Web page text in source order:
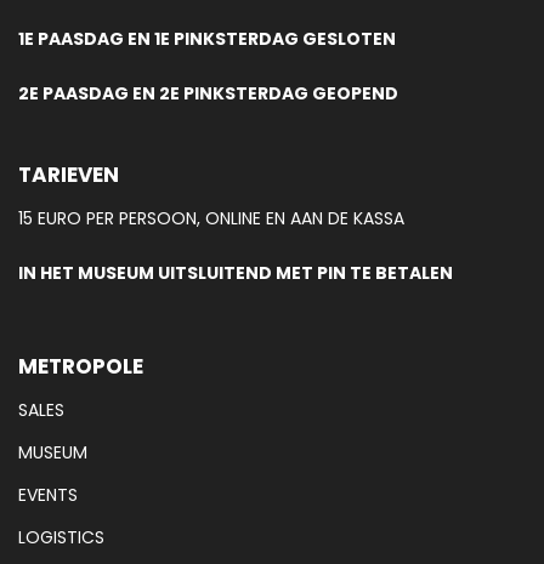
1E PAASDAG EN 1E PINKSTERDAG GESLOTEN
2E PAASDAG EN 2E PINKSTERDAG GEOPEND
TARIEVEN
15 EURO PER PERSOON, ONLINE EN AAN DE KASSA
IN HET MUSEUM UITSLUITEND MET PIN TE BETALEN
METROPOLE
SALES
MUSEUM
EVENTS
LOGISTICS